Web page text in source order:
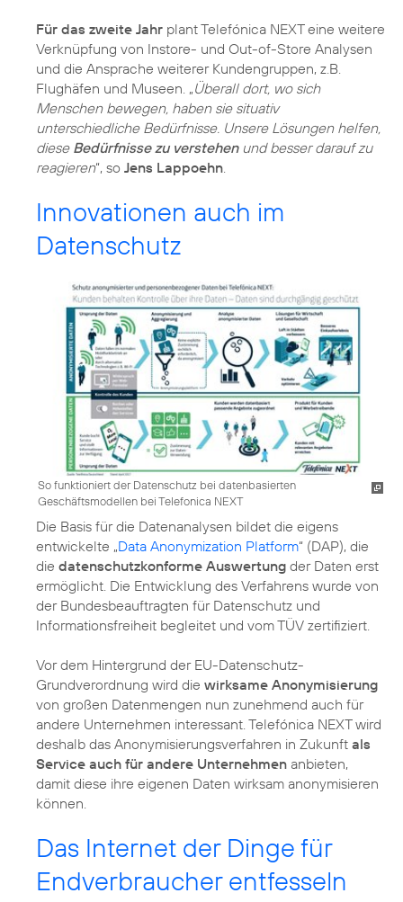
Für das zweite Jahr plant Telefónica NEXT eine weitere
Verknüpfung von Instore- und Out-of-Store Analysen
und die Ansprache weiterer Kundengruppen, z.B.
Flughäfen und Museen. „Überall dort, wo sich
Menschen bewegen, haben sie situativ
unterschiedliche Bedürfnisse. Unsere Lösungen helfen,
diese Bedürfnisse zu verstehenund besser darauf zu
reagieren“, so Jens Lappoehn.
Innovationen auch im
Datenschutz
So funktioniert der Datenschutz bei datenbasierten
Geschäftsmodellen bei Telefonica NEXT
Die Basis für die Datenanalysen bildet die eigens
entwickelte „Data Anonymization Platform“ (DAP), die
die datenschutzkonforme Auswertung der Daten erst
ermöglicht. Die Entwicklung des Verfahrens wurde von
der Bundesbeauftragten für Datenschutz und
Informationsfreiheit begleitet und vom TÜV zertifiziert.
Vor dem Hintergrund der EU-Datenschutz-
Grundverordnung wird die wirksame Anonymisierung
von großen Datenmengen nun zunehmend auch für
andere Unternehmen interessant. Telefónica NEXT wird
deshalb das Anonymisierungsverfahren in Zukunft als
Service auch für andere Unternehmen anbieten,
damit diese ihre eigenen Daten wirksam anonymisieren
können.
Das Internet der Dinge für
Endverbraucher entfesseln